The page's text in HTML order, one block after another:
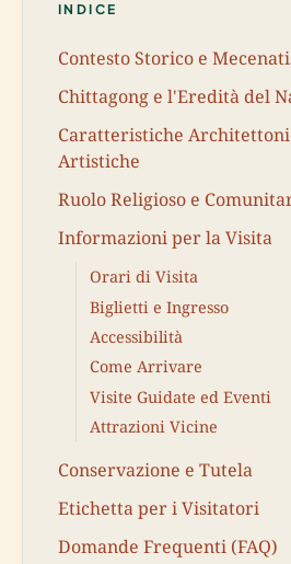
INDICE
Contesto Storico e
Chittagong e l'Eredità del
Caratteristiche
Artistiche
Ruolo Religioso e
Informazioni per la Visita
Orari di Visita
Biglietti e Ingresso
Accessibilità
Come Arrivare
Visite Guidate ed Eventi
Attrazioni Vicine
Conservazione e Tutela
Etichetta per i Visitatori
Domande Frequenti (FAQ)